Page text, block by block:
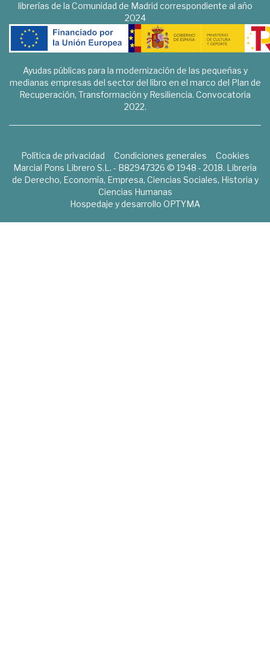
librerías de la Comunidad de Madrid correspondiente al año
2024
Ayudas públicas para la modernización de las pequeñas y
medianas empresas del sector del libro en el marco del Plan de
Recuperación, Transformación y Resiliencia. Convocatoria
2022.
Política de privacidad Condiciones generales
Cookies
Marcial Pons Librero S.L. - B82947326 © 1948 - 2018. Librería
de Derecho, Economía, Empresa, Ciencias Sociales, Historia y
Ciencias Humanas
Hospedaje y desarrollo OPTYMA